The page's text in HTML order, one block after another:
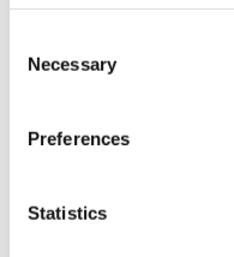
Selection
Necessary
Preferences
Statistics
T3x Lite